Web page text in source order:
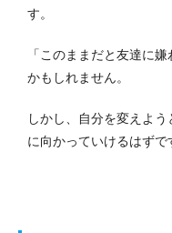
す。
「このままだと友達に
かもしれません。
しかし、自分を変えよ
に向かっていけるはずで